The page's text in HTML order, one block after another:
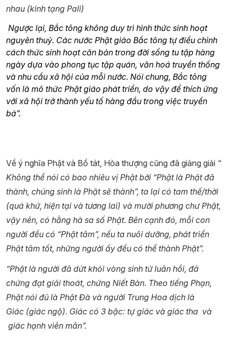
nhau (kinh tạng Pali)
Ngược lại, Bắc tông không duy trì hình thức sinh hoạt
nguyên thuỷ. Các nước Phật giáo Bắc tông tự điều chỉnh
cách thức sinh hoạt căn bản trong đời sống tu tập hàng
ngày dựa vào phong tục tập quán, văn hoá truyền thống
và nhu cầu xã hội của mỗi nước. Nói chung, Bắc tông
vốn là mô thức Phật giáo phát triển, do vậy để thích ứng
với xã hội trở thành yếu tố hàng đầu trong việc truyền
bá”.
Về ý nghĩa Phật và Bồ tát, Hòa thượng cũng đã giảng giải “
Không thể nói có bao nhiêu vị Phật bởi “Phật là Phật đã
thành, chúng sinh là Phật sẽ thành”, ta lại có tam thế/thời
(quá khứ, hiện tại và tương lai) và mười phương chư Phật,
vậy nên, có hằng hà sa số Phật. Bên cạnh đó, mỗi con
người đều có “Phật tâm”, nếu ta nuôi dưỡng, phát triển
Phật tâm tốt, những người ấy đều có thể thành Phật”.
“Phật là người đã dứt khỏi vòng sinh tử luân hồi, đã
chứng đạt giải thoát, chứng Niết Bàn. Theo tiếng Phạn,
Phật nói đủ là Phật Đà và người Trung Hoa dịch là
Giác (giác ngộ). Giác có 3 bậc: tự giác và giác tha và
giác hạnh viên mãn”.